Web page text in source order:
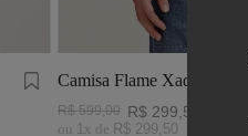
Camisa Flame Xadrez - I23-
R$ 599,00 R$ 299 50
ou x de R$ 299 50